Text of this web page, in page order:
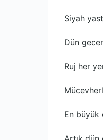
Siyah
Dün
Ruj her
En büyük